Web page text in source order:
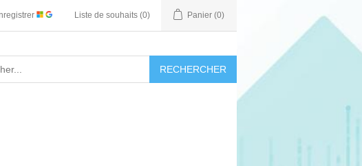
Liste de souhaits (0) Panier (0)
RECHERCHER